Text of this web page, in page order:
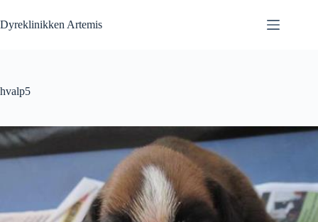
til
indhold
Dyreklinikken Artemis
hvalp5